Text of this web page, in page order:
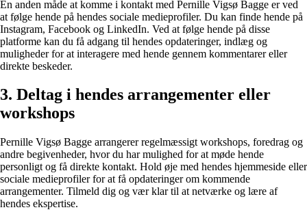
En anden måde at komme i kontakt med Pernille Vigsø Bagge er ved
at følge hende på hendes sociale medieprofiler. Du kan finde hende på
Instagram, Facebook og LinkedIn. Ved at følge hende på disse
platforme kan du få adgang til hendes opdateringer, indlæg og
muligheder for at interagere med hende gennem kommentarer eller
direkte beskeder.
3. Deltag i hendes arrangementer eller
workshops
Pernille Vigsø Bagge arrangerer regelmæssigt workshops, foredrag og
andre begivenheder, hvor du har mulighed for at møde hende
personligt og få direkte kontakt. Hold øje med hendes hjemmeside eller
sociale medieprofiler for at få opdateringer om kommende
arrangementer. Tilmeld dig og vær klar til at netværke og lære af
hendes ekspertise.